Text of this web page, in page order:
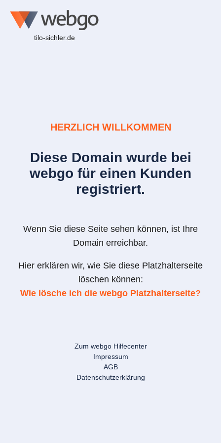
tilo-sichler.de
HERZLICH WILLKOMMEN
Diese Domain wurde bei
webgo für einen Kunden
registriert.
Wenn Sie diese Seite sehen können, ist Ihre
Domain erreichbar.
Hier erklären wir, wie Sie diese Platzhalterseite
löschen können:
Wie lösche ich die webgo Platzhalterseite?
Zum webgo Hilfecenter
Impressum
AGB
Datenschutzerklärung